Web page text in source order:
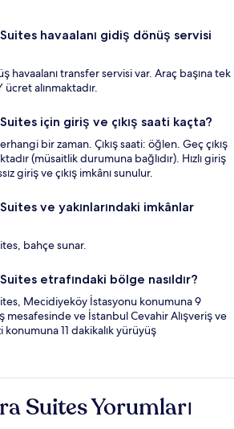
havaalanı gidiş dönüş servisi
havaalanı transfer servisi var. Araç başına tek
alınmaktadır.
için giriş ve çıkış saati kaçta?
bir zaman. Çıkış saati: öğlen. Geç çıkış
(müsaitlik durumuna bağlıdır). Hızlı giriş
giriş ve çıkış imkânı sunulur.
ve yakınlarındaki imkânlar
bahçe sunar.
etrafındaki bölge nasıldır?
Mecidiyeköy İstasyonu konumuna 9
mesafesinde ve İstanbul Cevahir Alışveriş ve
11 dakikalık yürüyüş
Suites Yorumları